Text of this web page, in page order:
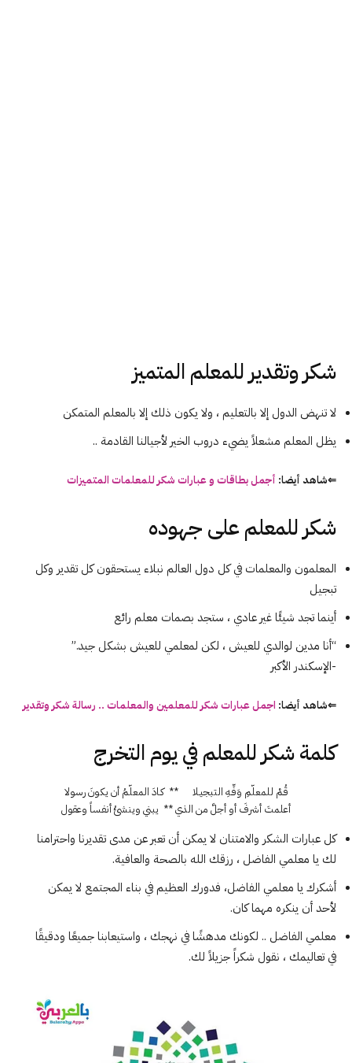
شكر وتقدير للمعلم المتميز
لا تنهض الدول إلا بالتعليم ، ولا يكون ذلك إلا بالمعلم المتمكن
يظل المعلم مشعلاً يضيء دروب الخير لأجيالنا القادمة ..
⇐شاهد أيضا: أجمل بطاقات و عبارات شكر للمعلمات المتميزات
شكر للمعلم على جهوده
المعلمون والمعلمات في كل دول العالم نبلاء يستحقون كل تقدير وكل
تبجيل
أينما تجد شيئًا غير عادي ، ستجد بصمات معلم رائع
“أنا مدين لوالدي للعيش ، لكن لمعلمي للعيش بشكل جيد.”
-الإسكندر الأكبر
⇐شاهد أيضا: اجمل عبارات شكر للمعلمين والمعلمات .. رسالة شكر وتقدير
كلمة شكر للمعلم في يوم التخرج
قُـمْ للمعلّمِ وَفِّـهِ التبجيـلا ** كـادَ المعلّمُ أن يكونَ رسولا
أعلمتَ أشرفَ أو أجلَّ من الذي ** يبني وينشئُ أنفـساً وعقول
كل عبارات الشكر والامتنان لا يمكن أن تعبر عن مدى تقديرنا واحترامنا
لك يا معلمي الفاضل ، رزقك الله بالصحة والعافية.
أشكرك يا معلمي الفاضل، فدورك العظيم في بناء المجتمع لا يمكن
لأحد أن ينكره مهما كان.
معلمي الفاضل .. لكونك مدهشًا في نهجك ، واستيعابنا جميعًا ودقيقًا
في تعاليمك ، نقول شكراً جزيلاً لك.